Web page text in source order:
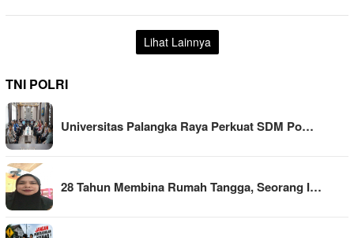
Lihat Lainnya
TNI POLRI
Universitas Palangka Raya Perkuat SDM Po…
28 Tahun Membina Rumah Tangga, Seorang I…